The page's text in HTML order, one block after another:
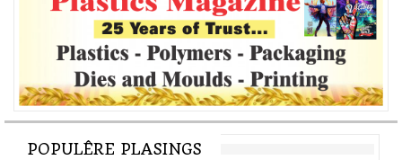
Dikte: 1.14 mm beskikbaar; 1.7 mm onder ontwikkeling
Sertifisering: Amptelik Esko Quartz-gesertifiseer (27
Oktober2025)
Versoenbare siftings: Esko Quartz, Esko Crystal MCWSI en
Werkverrigting: Gravure-tipe kwaliteit: skerp
POPULÊRE PLASINGS